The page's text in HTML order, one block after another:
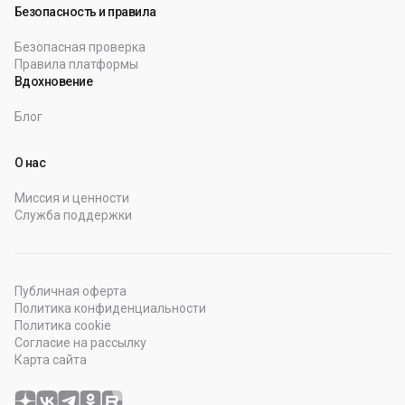
Безопасность и правила
Безопасная проверка
Правила платформы
Вдохновение
Блог
О нас
Миссия и ценности
Служба поддержки
Публичная оферта
Политика конфиденциальности
Политика cookie
Согласие на рассылку
Карта сайта